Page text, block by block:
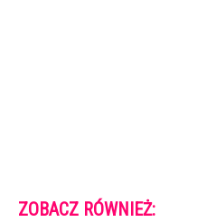
ZOBACZ RÓWNIEŻ: